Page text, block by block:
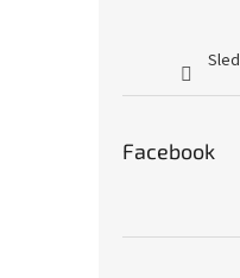
Facebook